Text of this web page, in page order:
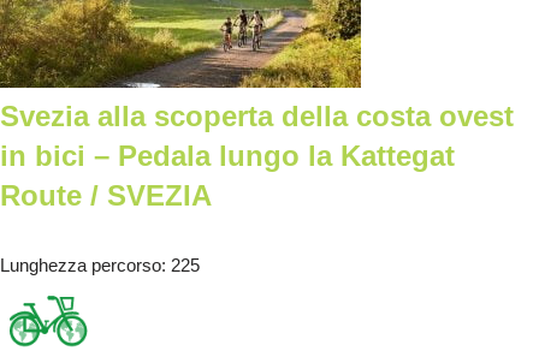
Svezia alla scoperta della costa ovest
in bici – Pedala lungo la Kattegat
Route / SVEZIA
Lunghezza percorso: 225